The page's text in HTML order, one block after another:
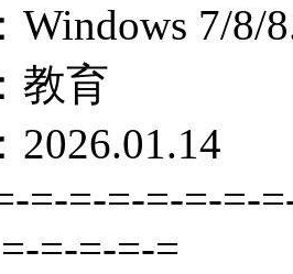
Windows 7/8/
教育
2026.01.14
=-=-=-=-=-=-
=-=-=-=